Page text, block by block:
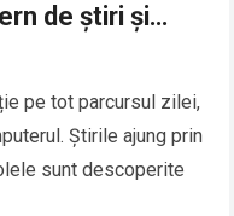
de știri și
pe tot parcursul zilei,
Știrile ajung prin
sunt descoperite